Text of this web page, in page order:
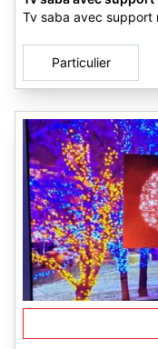
Tv saba avec support
Particulier